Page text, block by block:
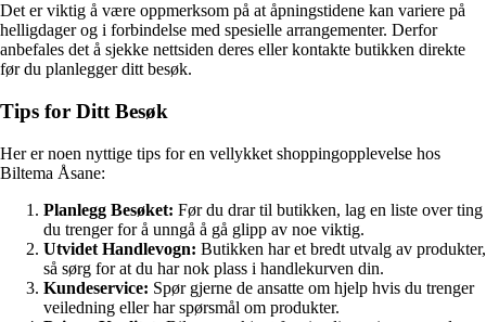
Det er viktig å være oppmerksom på at åpningstidene kan variere på
helligdager og i forbindelse med spesielle arrangementer. Derfor
anbefales det å sjekke nettsiden deres eller kontakte butikken direkte
før du planlegger ditt besøk.
Tips for Ditt Besøk
Her er noen nyttige tips for en vellykket shoppingopplevelse hos
Biltema Åsane:
Planlegg Besøket: Før du drar til butikken, lag en liste over ting
du trenger for å unngå å gå glipp av noe viktig.
Utvidet Handlevogn: Butikken har et bredt utvalg av produkter,
så sørg for at du har nok plass i handlekurven din.
Kundeservice: Spør gjerne de ansatte om hjelp hvis du trenger
veiledning eller har spørsmål om produkter.